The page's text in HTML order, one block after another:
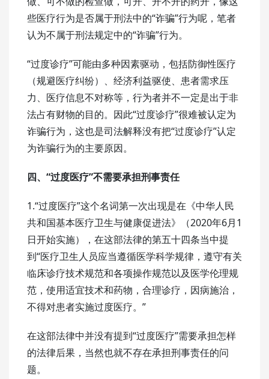
些医疗行为是否属于刑法中的“诈骗”行为呢，笔者
认为不属于刑法规定中的“诈骗”行为。
“过度诊疗”可能由多种因素驱动，包括防御性医疗
（规避医疗纠纷）、经济利益驱使、患者需求压
力、医疗信息不对称等，行为者并不一定是出于非
法占有财物的目的。因此“过度诊疗”很难被认定为
诈骗行为，这也是司法解释没有把“过度诊疗”认定
为诈骗行为的主要原因。
四、“过度医疗”不需要承担刑事责任
1.“过度医疗”这个名词第一次出现是在《中华人民
共和国基本医疗卫生与健康促进法》（2020年6月1
日开始实施），在这部法律的第五十四条当中提
到“医疗卫生人员应当遵循医学科学规律，遵守有关
临床诊疗技术规范和各项操作规范以及医学伦理规
范，使用适宜技术和药物，合理诊疗，因病施治，
不得对患者实施过度医疗。”
在这部法律中并没有提到“过度医疗”需要承担怎样
的法律后果，当然也就不存在承担刑事责任的问
题。